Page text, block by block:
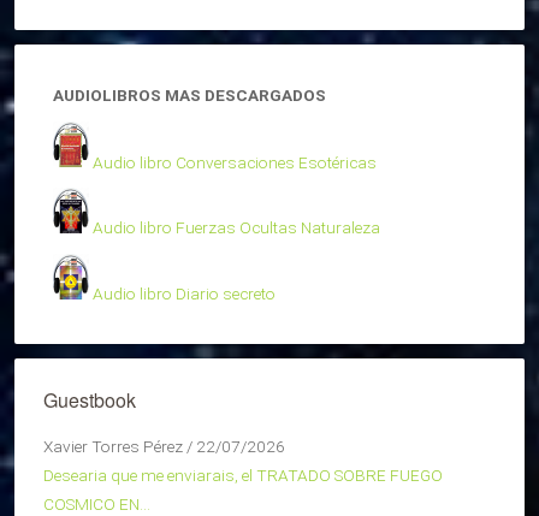
AUDIOLIBROS MAS DESCARGADOS
Audio libro Conversaciones Esotéricas
Audio libro Fuerzas Ocultas Naturaleza
Audio libro Diario secreto
Guestbook
Xavier Torres Pérez/ 22/07/2026
Desearia que me enviarais, el TRATADO SOBRE FUEGO
COSMICO EN...